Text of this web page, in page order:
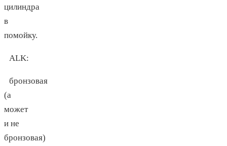
цилиндра
в
помойку.
ALK:
бронзовая
(а
может
и не
бронзовая)